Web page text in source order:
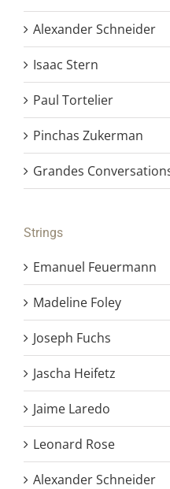
Alexander Schneider
Isaac Stern
Paul Tortelier
Pinchas Zukerman
Grandes
Strings
Emanuel Feuermann
Madeline Foley
Joseph Fuchs
Jascha Heifetz
Jaime Laredo
Leonard Rose
Alexander Schneider